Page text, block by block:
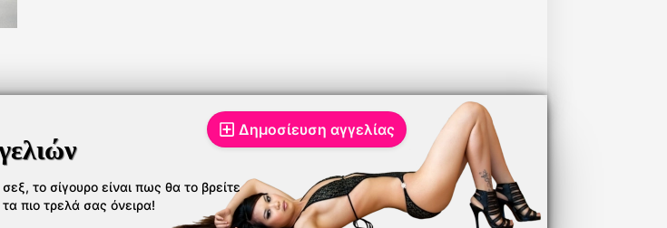
το σίγουρο είναι πως θα το βρείτε
πιο τρελά σας όνειρα!
Δημοσίευση αγγελίας